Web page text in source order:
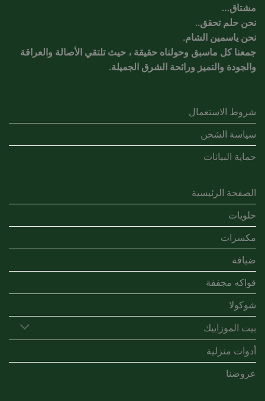
مشتاق…
نحن حلم تحقق..
نحن ياسمين الشام.
جمعنا كل ماسبق وحولناه حقيقة ، حيث تلتقي الأصالة والعراقة
والجودة والتميز ورائحة الشرق الجميلة.
شروط الاستعمال
سياسة الشحن
حماية البيانات
الصفحة الرئيسية
حلويات
مكسرات
ضيافة
فواكه مجففة
شوكولا
بيت الموزاييك
أدوات منزلية
عروضنا